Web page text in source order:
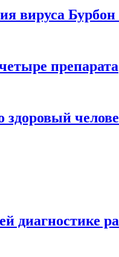
вируса
препарата
здоровый
диагностике